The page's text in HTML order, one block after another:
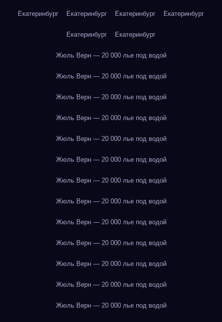
Екатеринбург Екатеринбург Екатеринбург Екатеринбург
Екатеринбург Екатеринбург
Жюль Верн — 20 000 лье под водой
Жюль Верн — 20 000 лье под водой
Жюль Верн — 20 000 лье под водой
Жюль Верн — 20 000 лье под водой
Жюль Верн — 20 000 лье под водой
Жюль Верн — 20 000 лье под водой
Жюль Верн — 20 000 лье под водой
Жюль Верн — 20 000 лье под водой
Жюль Верн — 20 000 лье под водой
Жюль Верн — 20 000 лье под водой
Жюль Верн — 20 000 лье под водой
Жюль Верн — 20 000 лье под водой
Жюль Верн — 20 000 лье под водой